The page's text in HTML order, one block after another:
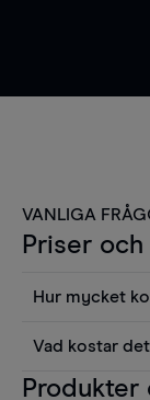
VANLIGA
Priser
Hur mycket
använda
Vad kostar
Det är en rad
Produkter